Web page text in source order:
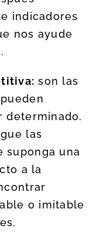
indicadores
nos ayude
son las
determinado.
las
suponga una
a la
o imitable